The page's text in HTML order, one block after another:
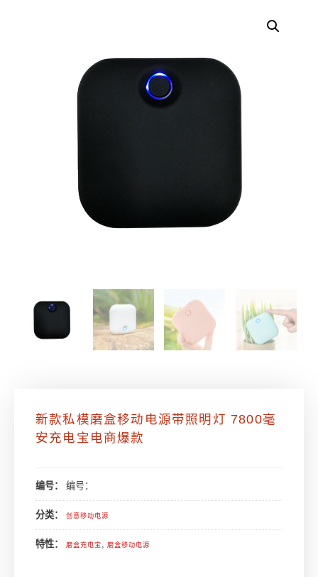
新款私模磨盒移动电源带照明灯 7800毫
安充电宝电商爆款
编号： 编号：
分类： 创意移动电源
特性： 磨盒充电宝 磨盒移动电源